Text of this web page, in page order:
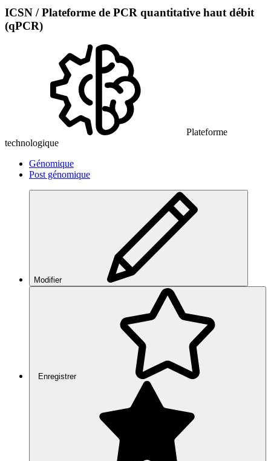
ICSN / Plateforme de PCR quantitative haut débit
(qPCR)
Plateforme
technologique
Génomique
Post génomique
Modifier
Enregistrer